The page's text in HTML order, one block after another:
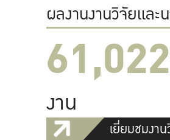
ผลงานงานวิจัยและ
61,022
งาน
เยี่ยมชมงา